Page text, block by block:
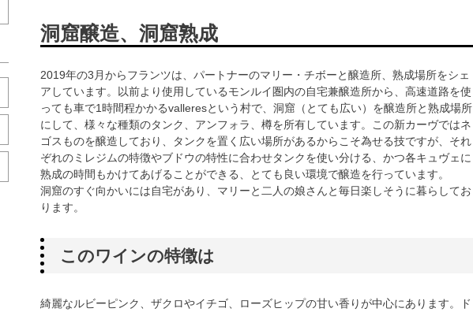
洞窟醸造、洞窟熟成
2019年の3月からフランツは、パートナーのマリー・チボーと醸造所、熟成場所をシェ
アしています。以前より使用しているモンルイ圏内の自宅兼醸造所から、高速道路を使
っても車で1時間程かかるvalleresという村で、洞窟（とても広い）を醸造所と熟成場所
にして、様々な種類のタンク、アンフォラ、樽を所有しています。この新カーヴではネ
ゴスものを醸造しており、タンクを置く広い場所があるからこそ為せる技ですが、それ
ぞれのミレジムの特徴やブドウの特性に合わせタンクを使い分ける、かつ各キュヴェに
熟成の時間もかけてあげることができる、とても良い環境で醸造を行っています。
洞窟のすぐ向かいには自宅があり、マリーと二人の娘さんと毎日楽しそうに暮らしてお
ります。
このワインの特徴は
綺麗なルビーピンク、ザクロやイチゴ、ローズヒップの甘い香りが中心にあります。ド